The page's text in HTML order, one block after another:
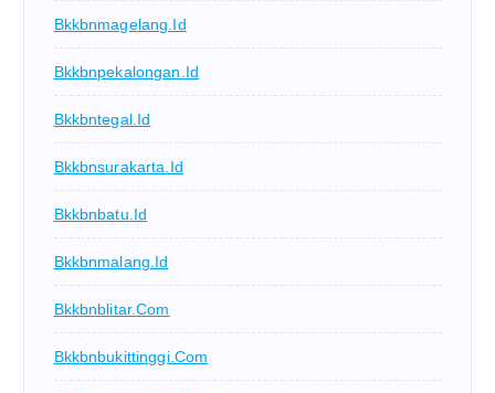
Bkkbnmagelang.id
Bkkbnpekalongan.id
Bkkbntegal.id
Bkkbnsurakarta.id
Bkkbnbatu.id
Bkkbnmalang.id
Bkkbnblitar.com
Bkkbnbukittinggi.com